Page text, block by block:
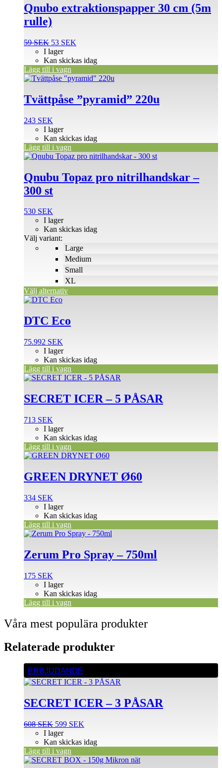
Qnubo extraktionspapper 30 cm (5m
rulle)
59SEK Det
ursprungliga
priset
var:
59 SEK.
53 SEK
priset
53 SEK.
I lager
Kan skickas idag
Lägg till i vagn
Tvättpåse ”pyramid” 220u
243 SEK
I lager
Kan skickas idag
Lägg till i vagn
Qnubu Topaz pro nitrilhandskar –
300 st
530 SEK
Large
Medium
Small
XL
I lager
Kan skickas idag
Välj variant:
Välj alternativ
Den
produkten
har
flera
De
olika
alternativen
kan
väljas
produktsidan
DTC Eco
75.992 SEK
I lager
Kan skickas idag
Lägg till i vagn
SECRET ICER – 5 PÅSAR
713 SEK
I lager
Kan skickas idag
Lägg till i vagn
GREEN DRYNET Ø60
334 SEK
I lager
Kan skickas idag
Lägg till i vagn
Zerum Pro Spray – 750ml
175 SEK
I lager
Kan skickas idag
Lägg till i vagn
Våra mest populära produkter
Relaterade produkter
ERBJUDANDE
SECRET ICER – 3 PÅSAR
608SEK Det
ursprungliga
priset
var:
608 SEK.
599 SEK
priset
599 SEK.
I lager
Kan skickas idag
Lägg till i vagn
Den